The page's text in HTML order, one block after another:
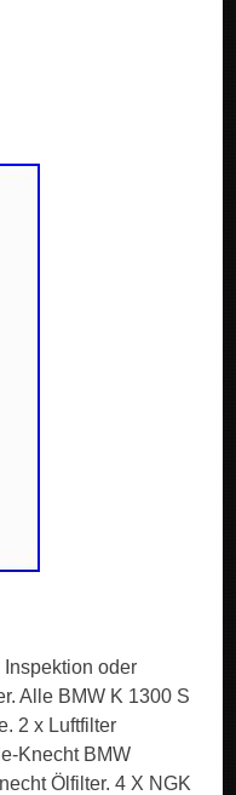
oder
Alle BMW K 1300 S
2 x Luftfilter
Knecht BMW
Ölfilter. 4 X NGK